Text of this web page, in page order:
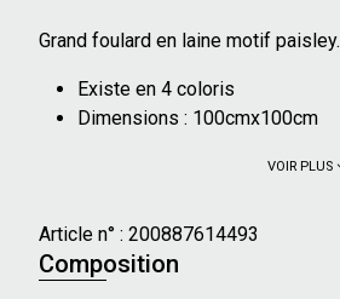
Grand foulard en laine motif paisley.
Existe en 4 coloris
Dimensions : 100cmx100cm
VOIR PLUS
Article n° : 200887614493
Composition